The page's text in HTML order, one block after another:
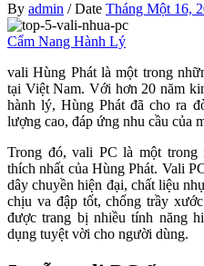
By admin / Date Tháng Một 16,
Cẩm Nang Hành Lý
vali Hùng Phát là một trong
tại Việt Nam. Với hơn 20 năm
hành lý, Hùng Phát đã cho ra
lượng cao, đáp ứng nhu cầu của
Trong đó, vali PC là một trong
thích nhất của Hùng Phát. Vali
dây chuyền hiện đại, chất liệu
chịu va đập tốt, chống trầy
được trang bị nhiều tính năng
dụng tuyệt vời cho người dùng.